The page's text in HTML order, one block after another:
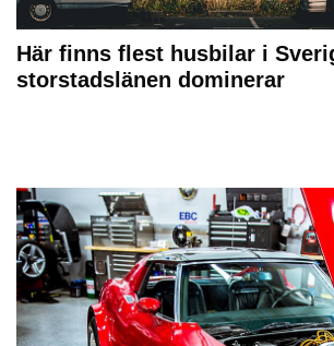
Här finns flest husbilar i
storstadslänen dominerar